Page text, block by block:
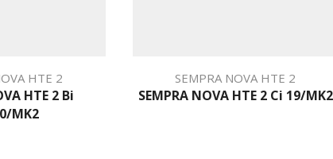
HTE 2
HTE 2 Bi
MK2
SEMPRA NOVA HTE 2
SEMPRA NOVA HTE 2 Ci 19/MK2